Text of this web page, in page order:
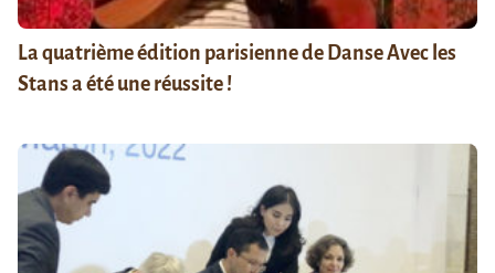
La quatrième édition parisienne de Danse Avec les
Stans a été une réussite !